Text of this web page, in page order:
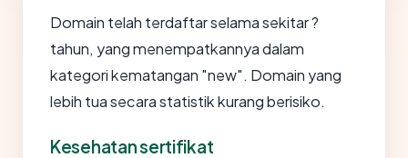
Domain telah terdaftar selama sekitar ?
tahun, yang menempatkannya dalam
kategori kematangan "new". Domain yang
lebih tua secara statistik kurang berisiko.
Kesehatan sertifikat